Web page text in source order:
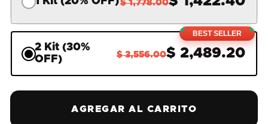
$ 1,778.00
BEST SELLER
2 Kit (30%
OFF)
$ 2,489.20
$ 3,556.00
AGREGAR AL CARRITO